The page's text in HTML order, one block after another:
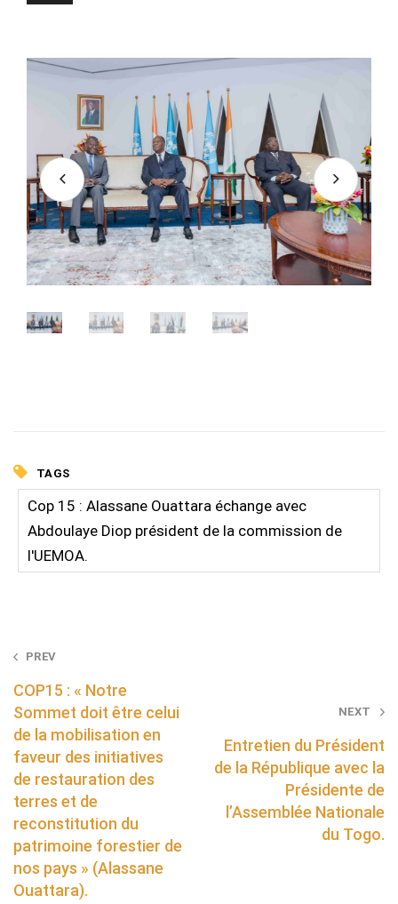
TAGS
Cop 15 : Alassane Ouattara échange avec
Abdoulaye Diop président de la commission de
l'UEMOA.
Post
navigation
PREV
COP15 : « Notre
Sommet doit être celui
de la mobilisation en
faveur des initiatives
de restauration des
terres et de
reconstitution du
patrimoine forestier de
nos pays » (Alassane
Ouattara).
NEXT
Entretien du Président
de la République avec la
Présidente de
l’Assemblée Nationale
du Togo.